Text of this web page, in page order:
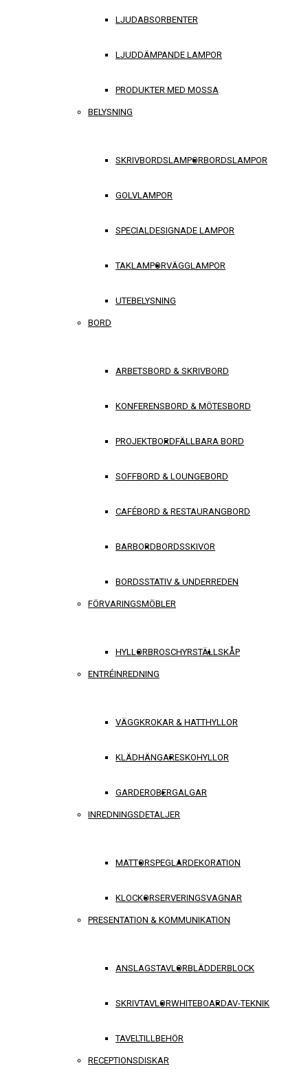
LJUDABSORBENTER
LJUDDÄMPANDE LAMPOR
PRODUKTER MED MOSSA
BELYSNING
SKRIVBORDSLAMPORBORDSLAMPOR
GOLVLAMPOR
SPECIALDESIGNADE LAMPOR
TAKLAMPORVÄGGLAMPOR
UTEBELYSNING
BORD
ARBETSBORD & SKRIVBORD
KONFERENSBORD & MÖTESBORD
PROJEKTBORDFÄLLBARA BORD
SOFFBORD & LOUNGEBORD
CAFÉBORD & RESTAURANGBORD
BARBORDBORDSSKIVOR
BORDSSTATIV & UNDERREDEN
FÖRVARINGSMÖBLER
HYLLORBROSCHYRSTÄLLSKÅP
ENTRÉINREDNING
VÄGGKROKAR & HATTHYLLOR
KLÄDHÄNGARESKOHYLLOR
GARDEROBERGALGAR
INREDNINGSDETALJER
MATTORSPEGLARDEKORATION
KLOCKORSERVERINGSVAGNAR
PRESENTATION & KOMMUNIKATION
ANSLAGSTAVLORBLÄDDERBLOCK
SKRIVTAVLORWHITEBOARDAV-TEKNIK
TAVELTILLBEHÖR
RECEPTIONSDISKAR